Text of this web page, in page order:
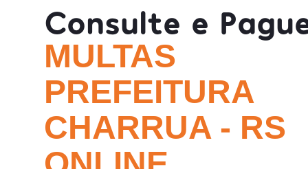
Consulte e
MULTAS
PREFEITURA
CHARRUA - RS